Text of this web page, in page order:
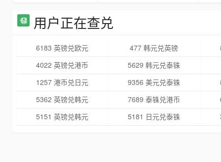
用户正在查兑
6183 英镑兑欧元 477 韩元兑英镑
4022 英镑兑港币
5629 韩元兑泰铢
1257 港币兑日元
9356 美元兑泰铢
5362 英镑兑韩元
7689 泰铢兑港币
5151 英镑兑韩元
5181 日元兑泰铢